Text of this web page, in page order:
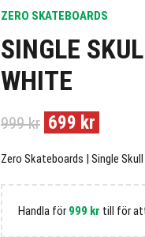
ZERO SKATEBOARDS
SINGLE
WHITE
999kr 699 kr
Zero Skateboards | Single
Handla för 999 kr till för